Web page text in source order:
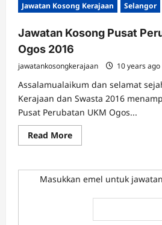
Jawatan Kosong Kerajaan Selangor
Jawatan Kosong Pusat
Ogos 2016
jawatankosongkerajaan 10 years ago
Assalamualaikum dan selamat
Kerajaan dan Swasta 2016
Pusat Perubatan UKM Ogos...
Read MoreRead
more
Kosong
Pusat
Perubatan
Ogos
Masukkan emel untuk